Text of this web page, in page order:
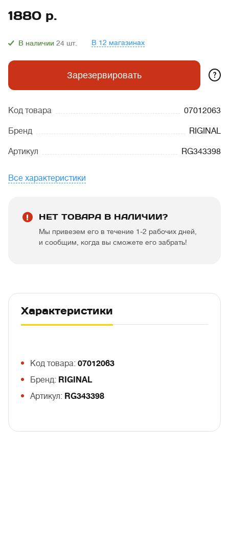
1880 р.
В наличии 24 шт. В 12 магазинах
Зарезервировать ?
Код товара 07012063
Бренд RIGINAL
Артикул RG343398
Все характеристики
НЕТ ТОВАРА В НАЛИЧИИ?
Мы привезем его в течение 1-2 рабочих дней,
и сообщим, когда вы сможете его забрать!
Характеристики
Код товара: 07012063
Бренд: RIGINAL
Артикул: RG343398